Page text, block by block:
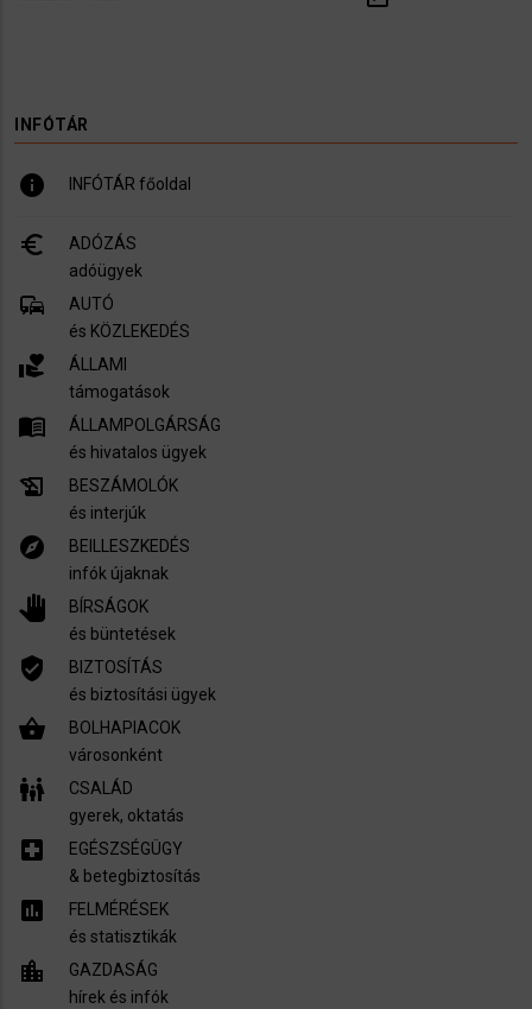
INFÓTÁR
info INFÓTÁR főoldal
euro_symbol
ADÓZÁS
adóügyek
commute
AUTÓ
és KÖZLEKEDÉS
volunteer_activism
ÁLLAMI
támogatások
menu_book
ÁLLAMPOLGÁRSÁG
és hivatalos ügyek
history_edu
BESZÁMOLÓK
és interjúk
explore
BEILLESZKEDÉS
infók újaknak
pan_tool
BÍRSÁGOK
és büntetések
verified_user
BIZTOSÍTÁS
és biztosítási ügyek
shopping_basket
BOLHAPIACOK
városonként
family_restroom
CSALÁD
gyerek, oktatás
local_hospital
EGÉSZSÉGÜGY
​& betegbiztosítás
assessment
FELMÉRÉSEK
és statisztikák
location_city
GAZDASÁG
hírek és infók